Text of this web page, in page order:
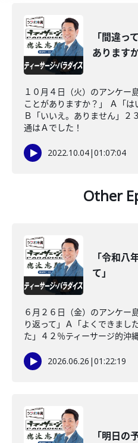
「間違っ
あります
１０月４日（火）のアンケー
ことがありますか？」 Ａ「
Ｂ「いいえ。ありません」２
通はＡでした！
2022.10.04|01:07:04
Other
「令和八
て」
６月２６日（金）のアンケー
り返って」Ａ「よくできまし
た」４２％ティーサージ的沖
2026.06.26 |01:22:19
「明日の